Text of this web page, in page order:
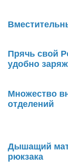
Прячь свой
удобно
Множество
отделений
Дышащий
рюкзака